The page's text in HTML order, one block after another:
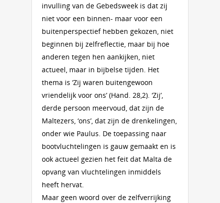
invulling van de Gebedsweek is dat zij
niet voor een binnen- maar voor een
buitenperspectief hebben gekozen, niet
beginnen bij zelfreflectie, maar bij hoe
anderen tegen hen aankijken, niet
actueel, maar in bijbelse tijden. Het
thema is ‘Zij waren buitengewoon
vriendelijk voor ons’ (Hand. 28,2). ‘Zij’,
derde persoon meervoud, dat zijn de
Maltezers, ‘ons’, dat zijn de drenkelingen,
onder wie Paulus. De toepassing naar
bootvluchtelingen is gauw gemaakt en is
ook actueel gezien het feit dat Malta de
opvang van vluchtelingen inmiddels
heeft hervat.
Maar geen woord over de zelfverrijking